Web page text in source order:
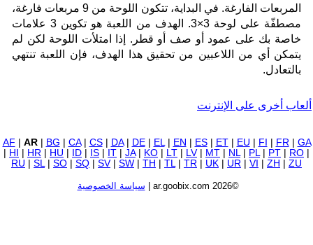
المربعات الفارغة. في البداية، تتكون اللوحة من 9 مربعات فارغة،
مصطفّة على لوحة 3×3. الهدف من اللعبة هو تكوين 3 علامات
خاصة بك على عمود أو صف أو قطر. إذا امتلأت اللوحة لكن لم
يتمكن أي من اللاعبين من تحقيق هذا الهدف، فإن اللعبة تنتهي
بالتعادل.
ألعاب أخرى على الإنترنت
AF AR| BG CA| CS| DA| DE| EL| EN ES| ET| EU FI FR| GA
HI HR HU ID IS IT JA| KO LT LV| MT NL| PL| PT RO
RU
SL| SO SQ SV| SW TH TL| TR UK UR VI ZH ZU
©2026 ar.goobix.com | سياسة الخصوصية